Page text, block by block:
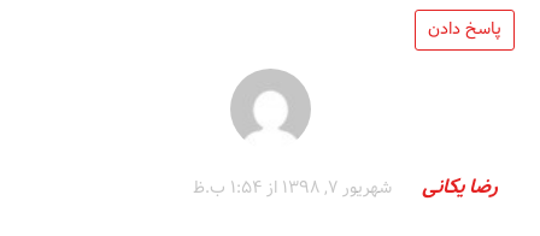
پاسخ دادن
رضا یکانی شهریور 7, 1398 از 1:54 ب.ظ